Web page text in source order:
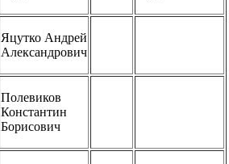
Яцутко Андрей
Александрович
Полевиков
Константин
Борисович